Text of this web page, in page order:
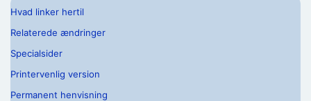
Hvad linker hertil
Relaterede ændringer
Specialsider
Printervenlig version
Permanent henvisning